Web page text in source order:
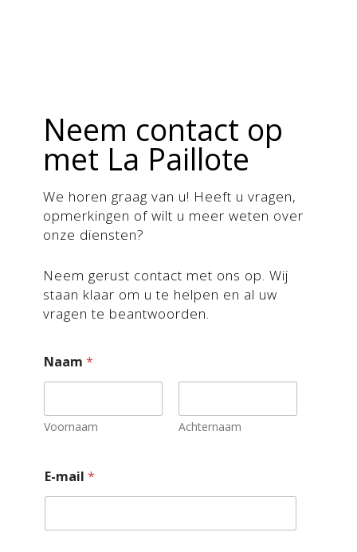
Neem contact op
met La Paillote
We horen graag van u! Heeft u vragen,
opmerkingen of wilt u meer weten over
onze diensten?
Neem gerust contact met ons op. Wij
staan klaar om u te helpen en al uw
vragen te beantwoorden.
Naam *
Voornaam Achternaam
E-mail *